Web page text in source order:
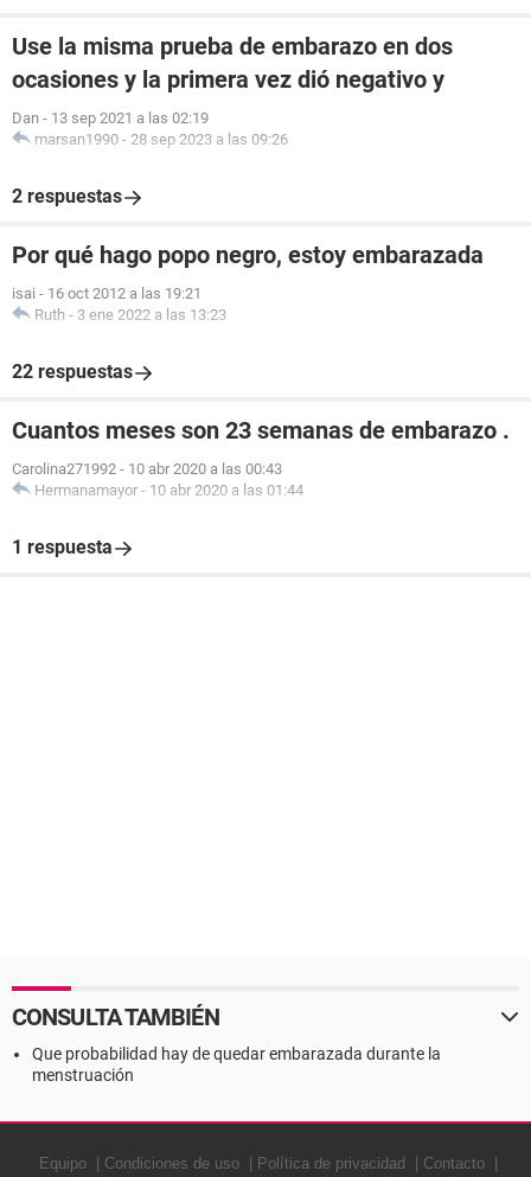
Use la misma prueba de embarazo en dos
ocasiones y la primera vez dió negativo y
Dan - 13 sep 2021 a las 02:19
marsan1990 - 28 sep 2023 a las 09:26
2 respuestas
Por qué hago popo negro, estoy embarazada
isai - 16 oct 2012 a las 19:21
Ruth - 3 ene 2022 a las 13:23
22 respuestas
Cuantos meses son 23 semanas de embarazo .
Carolina271992 - 10 abr 2020 a las 00:43
Hermanamayor - 10 abr 2020 a las 01:44
1 respuesta
CONSULTA TAMBIÉN
Que probabilidad hay de quedar embarazada durante la
menstruación
Equipo Condiciones de uso Política de privacidad Contacto